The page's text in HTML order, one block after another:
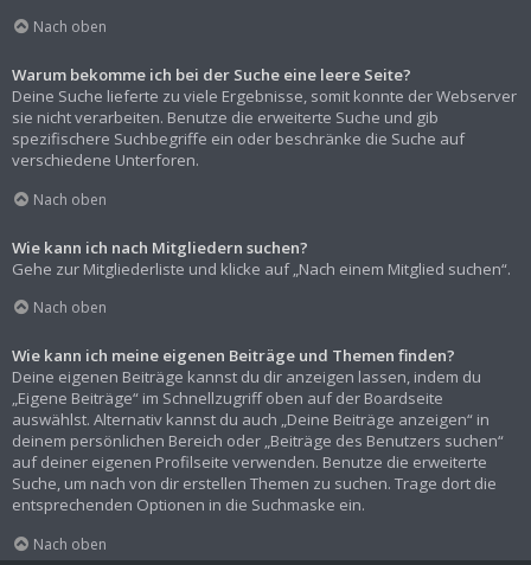
Nach oben
Warum bekomme ich bei der Suche eine leere Seite?
Deine Suche lieferte zu viele Ergebnisse, somit konnte der Webserver
sie nicht verarbeiten. Benutze die erweiterte Suche und gib
spezifischere Suchbegriffe ein oder beschränke die Suche auf
verschiedene Unterforen.
Nach oben
Wie kann ich nach Mitgliedern suchen?
Gehe zur Mitgliederliste und klicke auf „Nach einem Mitglied suchen“.
Nach oben
Wie kann ich meine eigenen Beiträge und Themen finden?
Deine eigenen Beiträge kannst du dir anzeigen lassen, indem du
„Eigene Beiträge“ im Schnellzugriff oben auf der Boardseite
auswählst. Alternativ kannst du auch „Deine Beiträge anzeigen“ in
deinem persönlichen Bereich oder „Beiträge des Benutzers suchen“
auf deiner eigenen Profilseite verwenden. Benutze die erweiterte
Suche, um nach von dir erstellen Themen zu suchen. Trage dort die
entsprechenden Optionen in die Suchmaske ein.
Nach oben